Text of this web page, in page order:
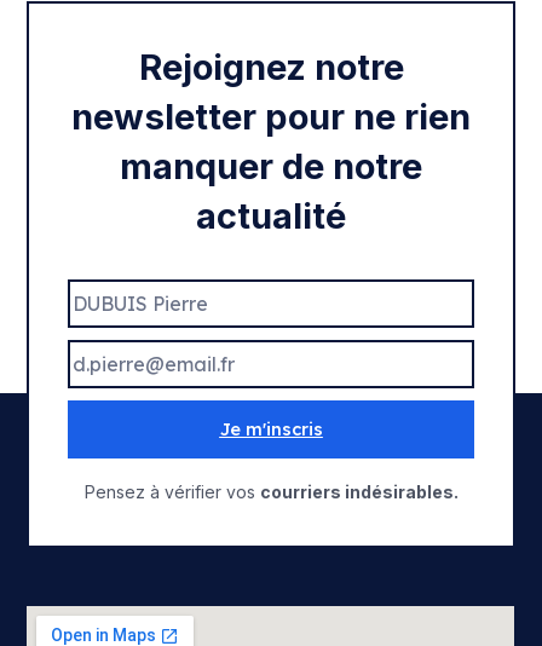
Rejoignez notre
newsletter pour ne rien
manquer de notre
actualité
Je m'inscris
Pensez à vérifier vos courriers indésirables.